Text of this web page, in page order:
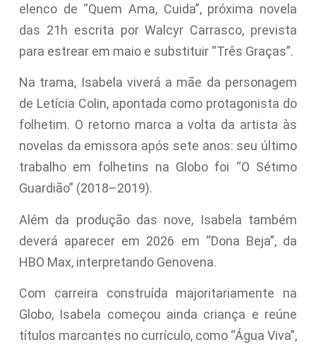
elenco de “Quem Ama, Cuida”, próxima novela
das 21h escrita por Walcyr Carrasco, prevista
para estrear em maio e substituir “Três Graças”.
Na trama, Isabela viverá a mãe da personagem
de Letícia Colin, apontada como protagonista do
folhetim. O retorno marca a volta da artista às
novelas da emissora após sete anos: seu último
trabalho em folhetins na Globo foi “O Sétimo
Guardião” (2018–2019).
Além da produção das nove, Isabela também
deverá aparecer em 2026 em “Dona Beja”, da
HBO Max, interpretando Genovena.
Com carreira construída majoritariamente na
Globo, Isabela começou ainda criança e reúne
títulos marcantes no currículo, como “Água Viva”,